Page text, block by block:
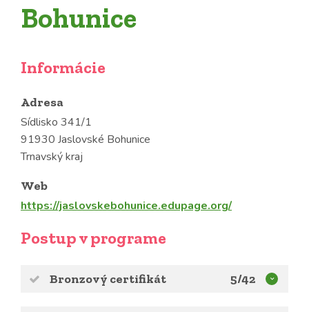
Bohunice
Informácie
Adresa
Sídlisko 341/1
91930 Jaslovské Bohunice
Trnavský kraj
Web
https://jaslovskebohunice.edupage.org/
Postup v programe
Bronzový certifikát 5/42